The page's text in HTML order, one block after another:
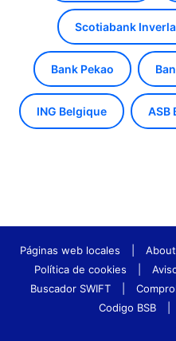
Scotiabank
Bank Pekao
ING Belgique ASB
Páginas web locales
Política de cookies
Buscador SWIFT
Codigo BSB